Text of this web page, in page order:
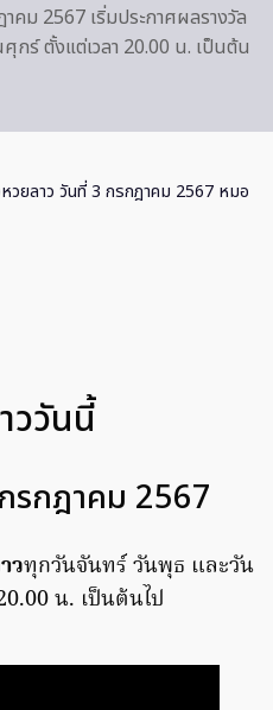
คม 2567 เริ่มประกาศผลรางวัล
กร์ ตั้งแต่เวลา 20.00 น. เป็นต้น
วยลาว วันที่ 3 กรกฎาคม 2567 หมอ
ววันนี้
รกฎาคม 2567
วทุกวันจันทร์ วันพุธ และวัน
น. เป็นต้นไป